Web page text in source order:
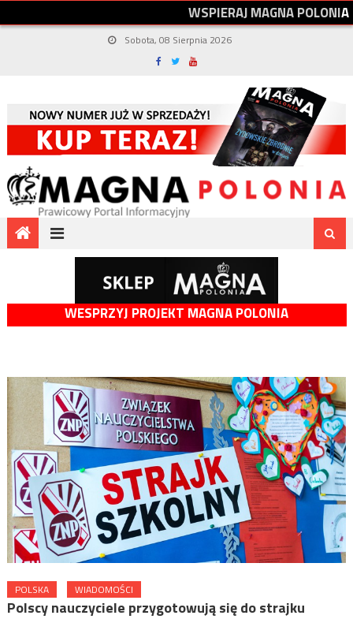
WSPIERAJMAGNAPOLONIA
Sobota, 08 Sierpnia 2026
WESPRZYJ PROJEKT MAGNA POLONIA
POLSKA WIADOMOŚCI
Polscy nauczyciele przygotowują się do strajku